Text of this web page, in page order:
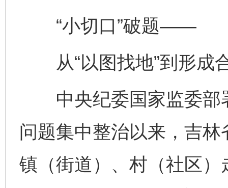
“小切口”破题——
从“以图找地”到形成合
中央纪委国家监委部
问题集中整治以来，吉
镇（街道）、村（社区